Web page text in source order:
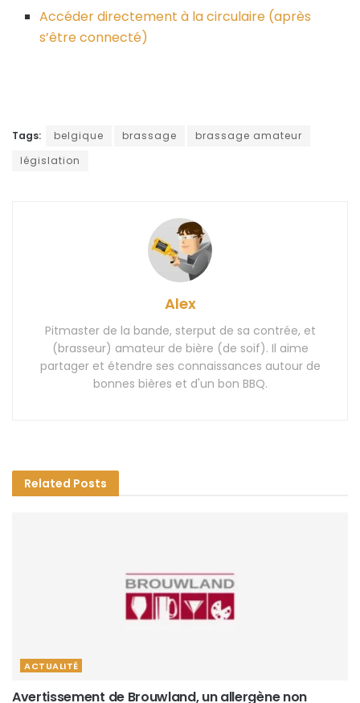
Accéder directement à la circulaire (après
s’être connecté)
Tags: belgique brassage
brassage amateur
législation
Alex
Pitmaster de la bande, sterput de sa contrée, et
(brasseur) amateur de bière (de soif). Il aime
partager et étendre ses connaissances autour de
bonnes bières et d'un bon BBQ.
Related Posts
ACTUALITÉ
Avertissement de Brouwland, un allergène non